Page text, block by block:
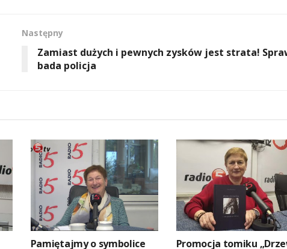
Następny
Zamiast dużych i pewnych zysków jest strata!
bada policja
Pamiętajmy o symbolice Promocja tomiku